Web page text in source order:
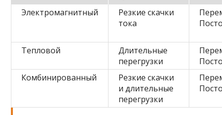
Электромагнитный
Резкие скачки
тока
Тепловой
Длительные
перегрузки
Комбинированный
Резкие скачки
и длительные
перегрузки